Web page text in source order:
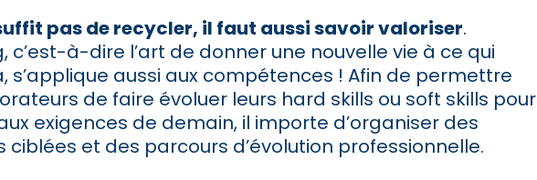
pas de recycler, il faut aussi savoir valoriser.
c’est-à-dire l’art de donner une nouvelle vie à ce qui
s’applique aussi aux compétences ! Afin de permettre
de faire évoluer leurs hard skills ou soft skills pour
exigences de demain, il importe d’organiser des
ciblées et des parcours d’évolution professionnelle.